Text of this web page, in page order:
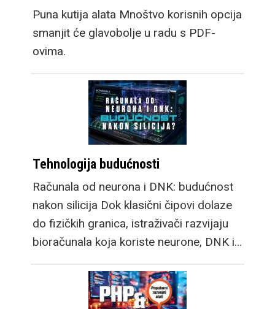
Puna kutija alata Mnoštvo korisnih opcija
smanjit će glavobolje u radu s PDF-
ovima.
Tehnologija budućnosti
Računala od neurona i DNK: budućnost
nakon silicija Dok klasični čipovi dolaze
do fizičkih granica, istraživači razvijaju
bioračunala koja koriste neurone, DNK i…